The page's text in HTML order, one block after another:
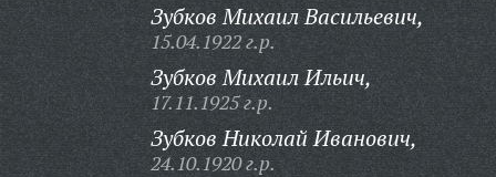
Зубков Михаил Васильевич,
15.04.1922 г.р.
Зубков Михаил Ильич,
17.11.1925 г.р.
Зубков Николай Иванович,
24.10.1920 г.р.